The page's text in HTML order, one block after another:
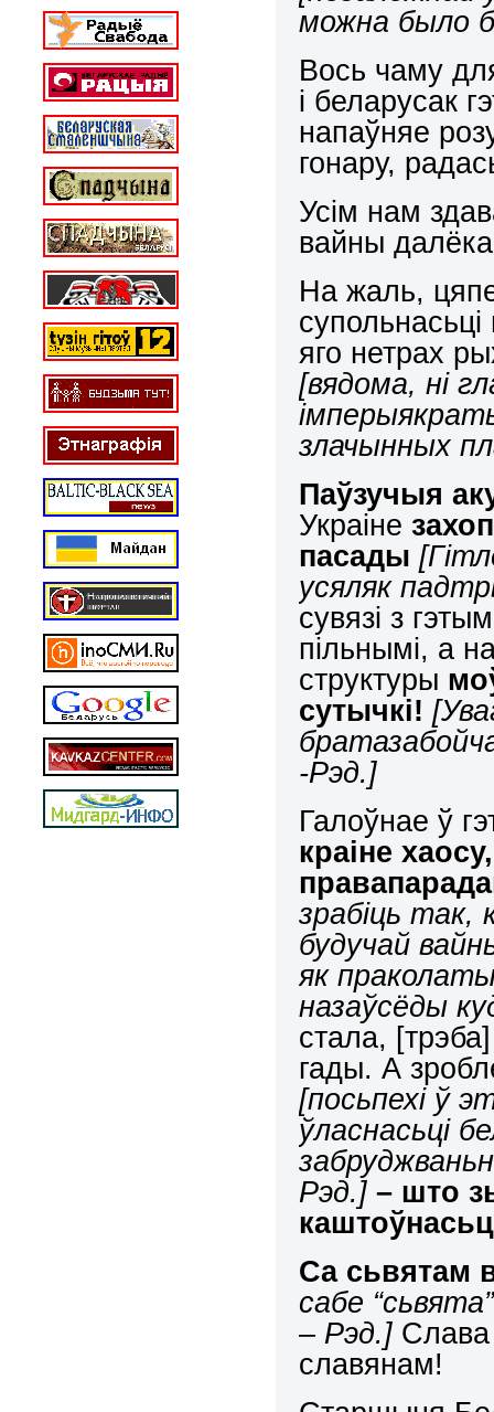
можна было
Вось чаму
і беларусак
напаўняе
гонару,
Усім нам
вайны
На жаль,
яго нетрах
[вядома, ні
злачынных
Паўзучыя
Украіне
пасады
усяляк
сувязі з
пільнымі, а
структуры
сутычкі!
-Рэд.]
Галоўнае ў
краіне
зрабіць так,
будучай
як
назаўсёды
стала,
гады. А
[посьпехі ў
ўласнасьці
Рэд.]– што
Са сьвятам
сабе
– Рэд.] Слава
славянам!